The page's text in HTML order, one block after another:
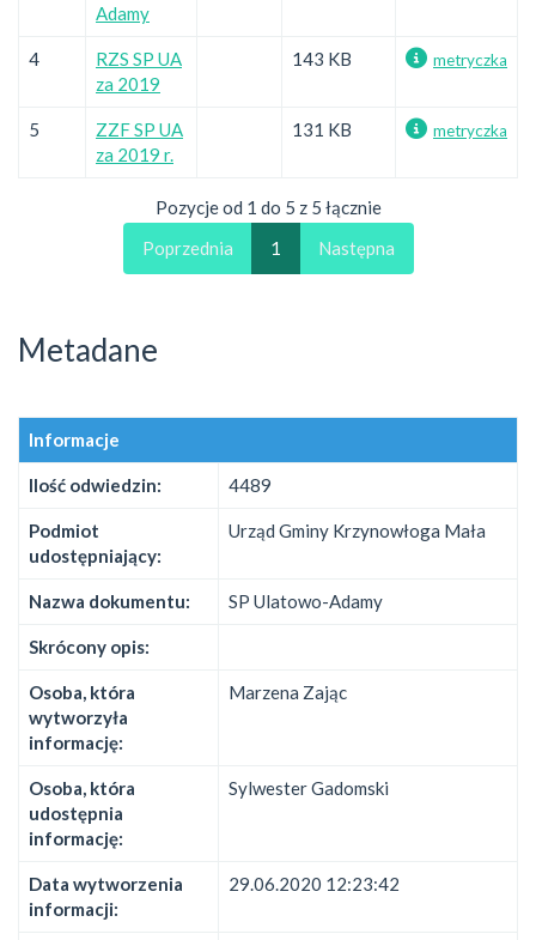
Adamy
4
RZS SP UA
za 2019
143 KB metryczka
5
ZZF SP UA
za 2019 r.
131 KB metryczka
Pozycje od 1 do 5 z 5 łącznie
Poprzednia
1 Następna
Metadane
Informacje
Ilość odwiedzin: 4489
Podmiot
udostępniający:
Urząd Gminy Krzynowłoga Mała
Nazwa dokumentu: SP Ulatowo-Adamy
Skrócony opis:
Osoba, która
wytworzyła
informację:
Marzena Zając
Osoba, która
udostępnia
informację:
Sylwester Gadomski
Data wytworzenia
informacji:
29.06.2020 12:23:42